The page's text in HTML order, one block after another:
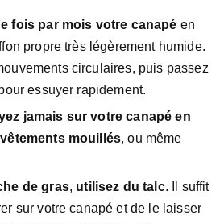
fois par mois votre canapé en
propre très légèrement humide.
circulaires, puis passez
essuyer rapidement.
jamais sur votre canapé en
mouillés, ou même
de gras, utilisez du talc. Il suffit
sur votre canapé et de le laisser